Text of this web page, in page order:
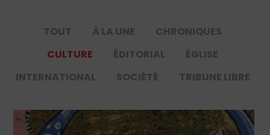
TOUT À LA UNE
CHRONIQUES
CULTURE
ÉDITORIAL
ÉGLISE
INTERNATIONAL
SOCIÉTÉ TRIBUNE LIBRE